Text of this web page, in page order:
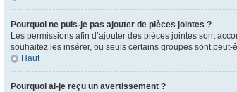
Pourquoi ne puis-je pas ajouter de pièces jointes ?
Les permissions afin d’ajouter des pièces jointes sont
souhaitez les insérer, ou seuls certains groupes sont
Haut
Pourquoi ai-je reçu un avertissement ?